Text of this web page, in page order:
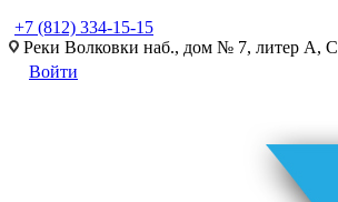
+7 (812) 334-15-15
Реки Волковки наб., дом № 7, литер А,
Войти